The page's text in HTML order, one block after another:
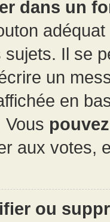
dans un
Il se
un
en
Vous pouvez
aux votes,
ou